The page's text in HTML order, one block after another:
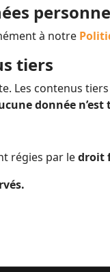
à notre
tiers
Les contenus
donnée
régies par ledroit